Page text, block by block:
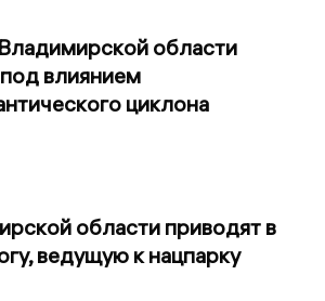
области
влиянием
циклона
области приводят в
ведущую к нацпарку